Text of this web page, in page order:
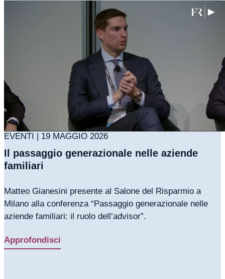
EVENTI | 19 MAGGIO 2026
Il passaggio generazionale nelle aziende
familiari
Matteo Gianesini presente al Salone del Risparmio a
Milano alla conferenza “Passaggio generazionale nelle
aziende familiari: il ruolo dell’advisor”.
Approfondisci